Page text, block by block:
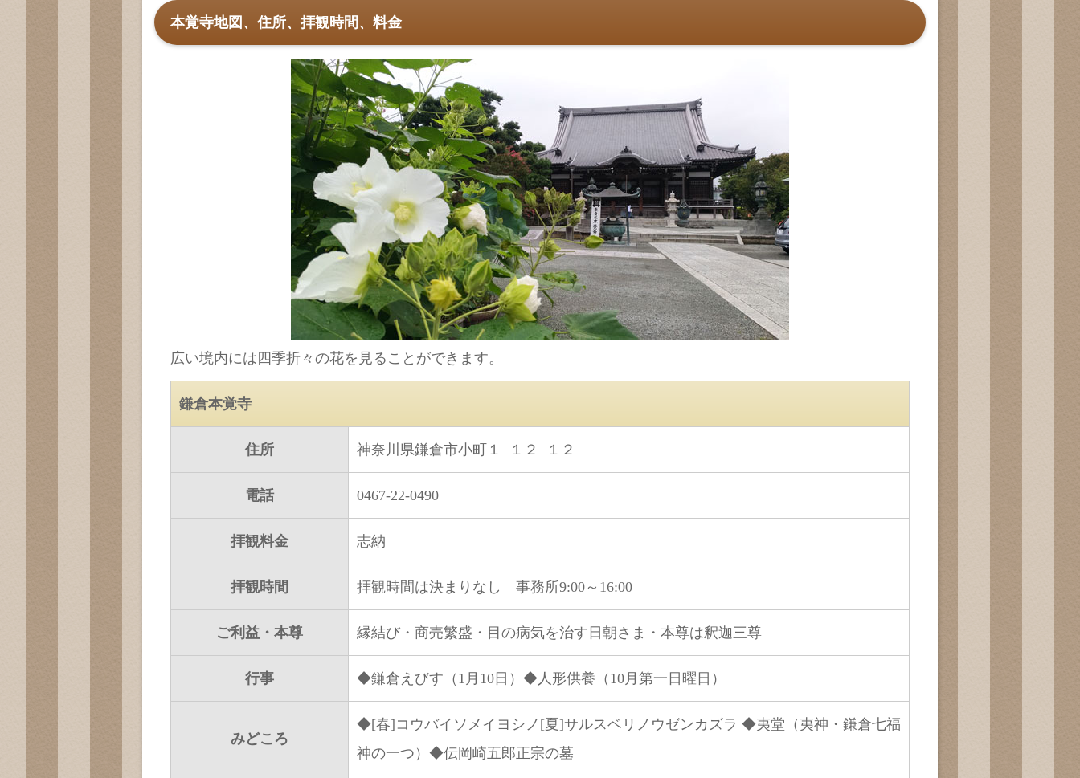
本覚寺地図、住所、拝観時間、料金
広い境内には四季折々の花を見ることができます。
鎌倉本覚寺
住所 神奈川県鎌倉市小町１−１２−１２
電話 0467-22-0490
拝観料金 志納
拝観時間 拝観時間は決まりなし 事務所9:00～16:00
ご利益・本尊 縁結び・商売繁盛・目の病気を治す日朝さま・本尊は釈迦三尊
行事 ◆鎌倉えびす（1月10日）◆人形供養（10月第一日曜日）
みどころ
◆[春]コウバイソメイヨシノ[夏]サルスベリノウゼンカズラ ◆夷堂（夷神・鎌倉七福
神の一つ）◆伝岡崎五郎正宗の墓